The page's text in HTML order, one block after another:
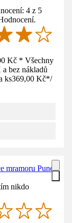
4 z 5
Kč * Všechny
bez nákladů
ks369,00 Kč*/
mramoru Pune
nikdo